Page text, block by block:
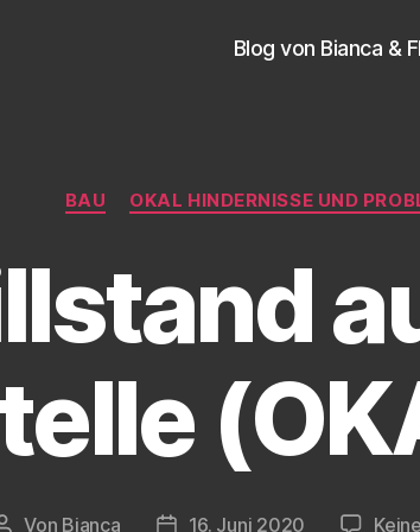
Blog von Bianca &
Kategorien
BAU OKAL HINDERNISSE UND
Beitragsautor
Von Bianca Veröffentlichungsdatum
16. Juni 2020